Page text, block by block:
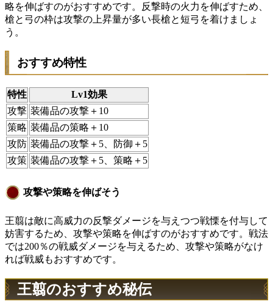
略を伸ばすのがおすすめです。反撃時の火力を伸ばすため、
槍と弓の枠は攻撃の上昇量が多い長槍と短弓を着けましょ
う。
おすすめ特性
特性
Lv1効果
攻撃 装備品の攻撃＋10
策略 装備品の策略＋10
攻防 装備品の攻撃＋5、防御＋5
攻策 装備品の攻撃＋5、策略＋5
攻撃や策略を伸ばそう
王翦は敵に高威力の反撃ダメージを与えつつ戦慄を付与して
妨害するため、攻撃や策略を伸ばすのがおすすめです。戦法
では200％の戦威ダメージを与えるため、攻撃や策略がなけ
れば戦威もおすすめです。
王翦のおすすめ秘伝